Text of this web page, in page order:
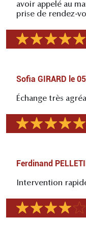
avoir appelé au
prise de rendez-
Sofia GIRARD le
Échange très
Ferdinand
Intervention